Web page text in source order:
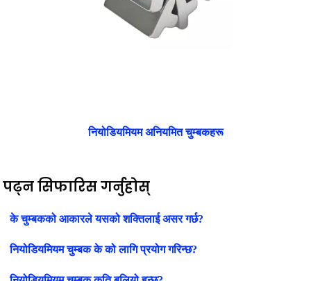
नियोडियमियम अनियमित चुम्बकहरू
पढ्न सिफारिस गर्नुहोस्
के चुम्बकको आकारले यसको शक्तिलाई असर गर्छ?
नियोडियमियम चुम्बक के को लागि प्रयोग गरिन्छ?